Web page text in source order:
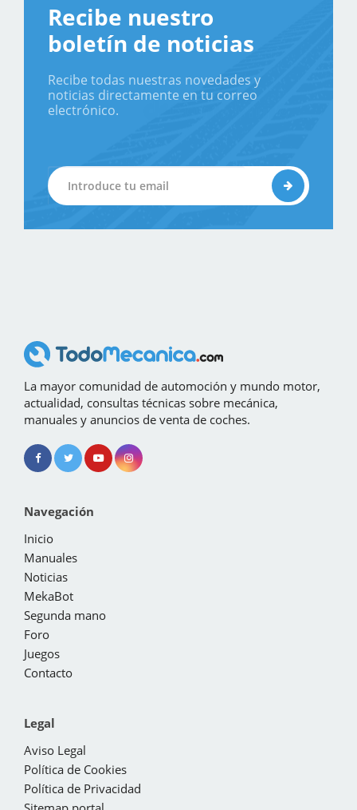
Recibe nuestro
boletín de noticias
Recibe todas nuestras novedades y
noticias directamente en tu correo
electrónico.
La mayor comunidad de automoción y mundo motor,
actualidad, consultas técnicas sobre mecánica,
manuales y anuncios de venta de coches.
Navegación
Inicio
Manuales
Noticias
MekaBot
Segunda mano
Foro
Juegos
Contacto
Legal
Aviso Legal
Política de Cookies
Política de Privacidad